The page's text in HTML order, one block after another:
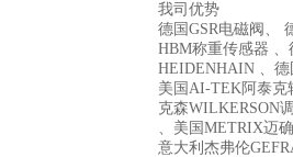
我司优势
德国GSR电磁阀、
HBM称重传感器
HEIDENHAIN 、德
美国AI-TEK阿泰克
克森WILKERSON
、美国METRIX迈确
意大利杰弗伦